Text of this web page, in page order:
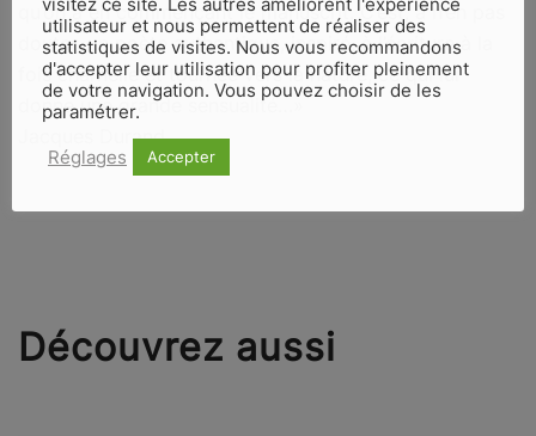
qu’on a en commençant le manuscrit. C’est, à n’en pas
douter, un poète authentique, inspiré, à l’écriture à la
fois charnelle et tournée vers la nature, ce qui lui
donne une grande sensualité…»
Jacques Durand
Découvrez aussi
visitez ce site. Les autres améliorent l'expérience
utilisateur et nous permettent de réaliser des
statistiques de visites. Nous vous recommandons
d'accepter leur utilisation pour profiter pleinement
de votre navigation. Vous pouvez choisir de les
paramétrer.
Réglages Accepter